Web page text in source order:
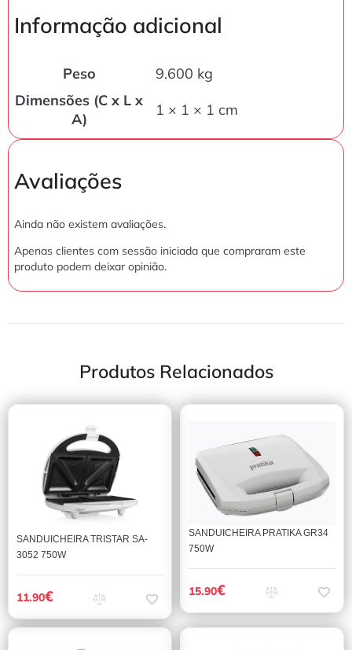
Informação adicional
Peso
9.600 kg
Dimensões (C x L x
A)
1 × 1 × 1 cm
Avaliações
Ainda não existem avaliações.
Apenas clientes com sessão iniciada que compraram este
produto podem deixar opinião.
Produtos Relacionados
SANDUICHEIRA TRISTAR SA-
3052 750W
11.90€
SANDUICHEIRA PRATIKA GR34
750W
15.90€